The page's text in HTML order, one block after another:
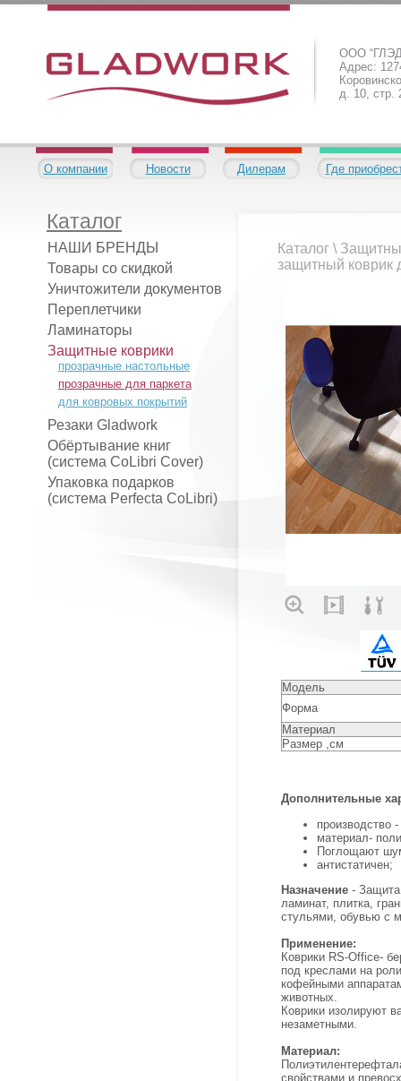
ООО
Адрес:
д. 10, стр.
О компании Новости Дилерам Где
Каталог
НАШИ БРЕНДЫ
Товары со скидкой
Уничтожители документов
Переплетчики
Ламинаторы
Защитные коврики
прозрачные настольные
прозрачные для паркета
для ковровых покрытий
Резаки Gladwork
Обёртывание книг
(система CoLibri Cover)
Упаковка подарков
(система Perfecta CoLibri)
Каталог \
защитный коврик
Модель
Форма
Материал
Размер ,см
Дополнительные
производство -
материал-
Поглощают
антистатичен;
Назначение -
ламинат, плитка,
стульями, обувью с
Применение:
Коврики RS-Office-
под креслами на
кофейными
животных.
Коврики изолируют
незаметными.
Материал:
свойствами и